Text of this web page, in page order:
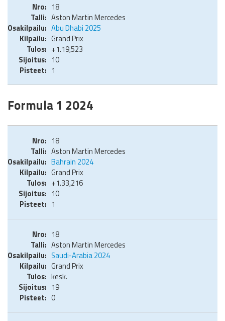
18
Aston Martin Mercedes
Abu Dhabi 2025
Grand Prix
+1.19,523
10
1
Formula 1 2024
18
Aston Martin Mercedes
Bahrain 2024
Grand Prix
+1.33,216
10
1
18
Aston Martin Mercedes
Saudi-Arabia 2024
Grand Prix
kesk.
19
0